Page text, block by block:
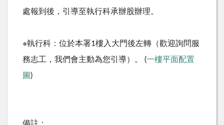
處報到後，引導至執行科承辦股辦理。
※執行科：位於本署1樓入大門後左轉（歡迎詢問服
務志工，我們會主動為您引導）。 (一樓平面配置
圖)
備註：